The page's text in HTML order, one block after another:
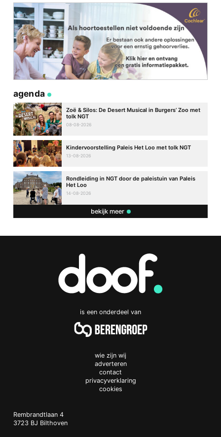
agenda
Zoë & Silos: De Desert Musical in Burgers’ Zoo met
tolk NGT
08-08-2026
Kindervoorstelling Paleis Het Loo met tolk NGT
13-08-2026
Rondleiding in NGT door de paleistuin van Paleis
Het Loo
14-08-2026
bekijk meer
is een onderdeel van
wie zijn wij
adverteren
contact
privacyverklaring
cookies
Doof.nl
work
Rembrandtlaan 4
3723 BJ Bilthoven